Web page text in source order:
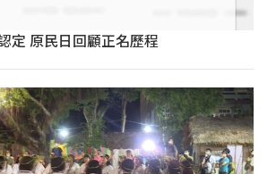
定 原民日回顧正名歷程